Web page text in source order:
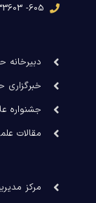
605- 025-33133603
خبرگزاری
جشنواره
مقالات
مرکز